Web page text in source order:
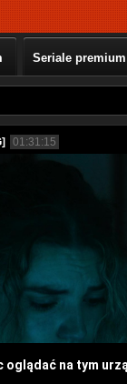
Seriale premium
01:31:15
oglądać na tym